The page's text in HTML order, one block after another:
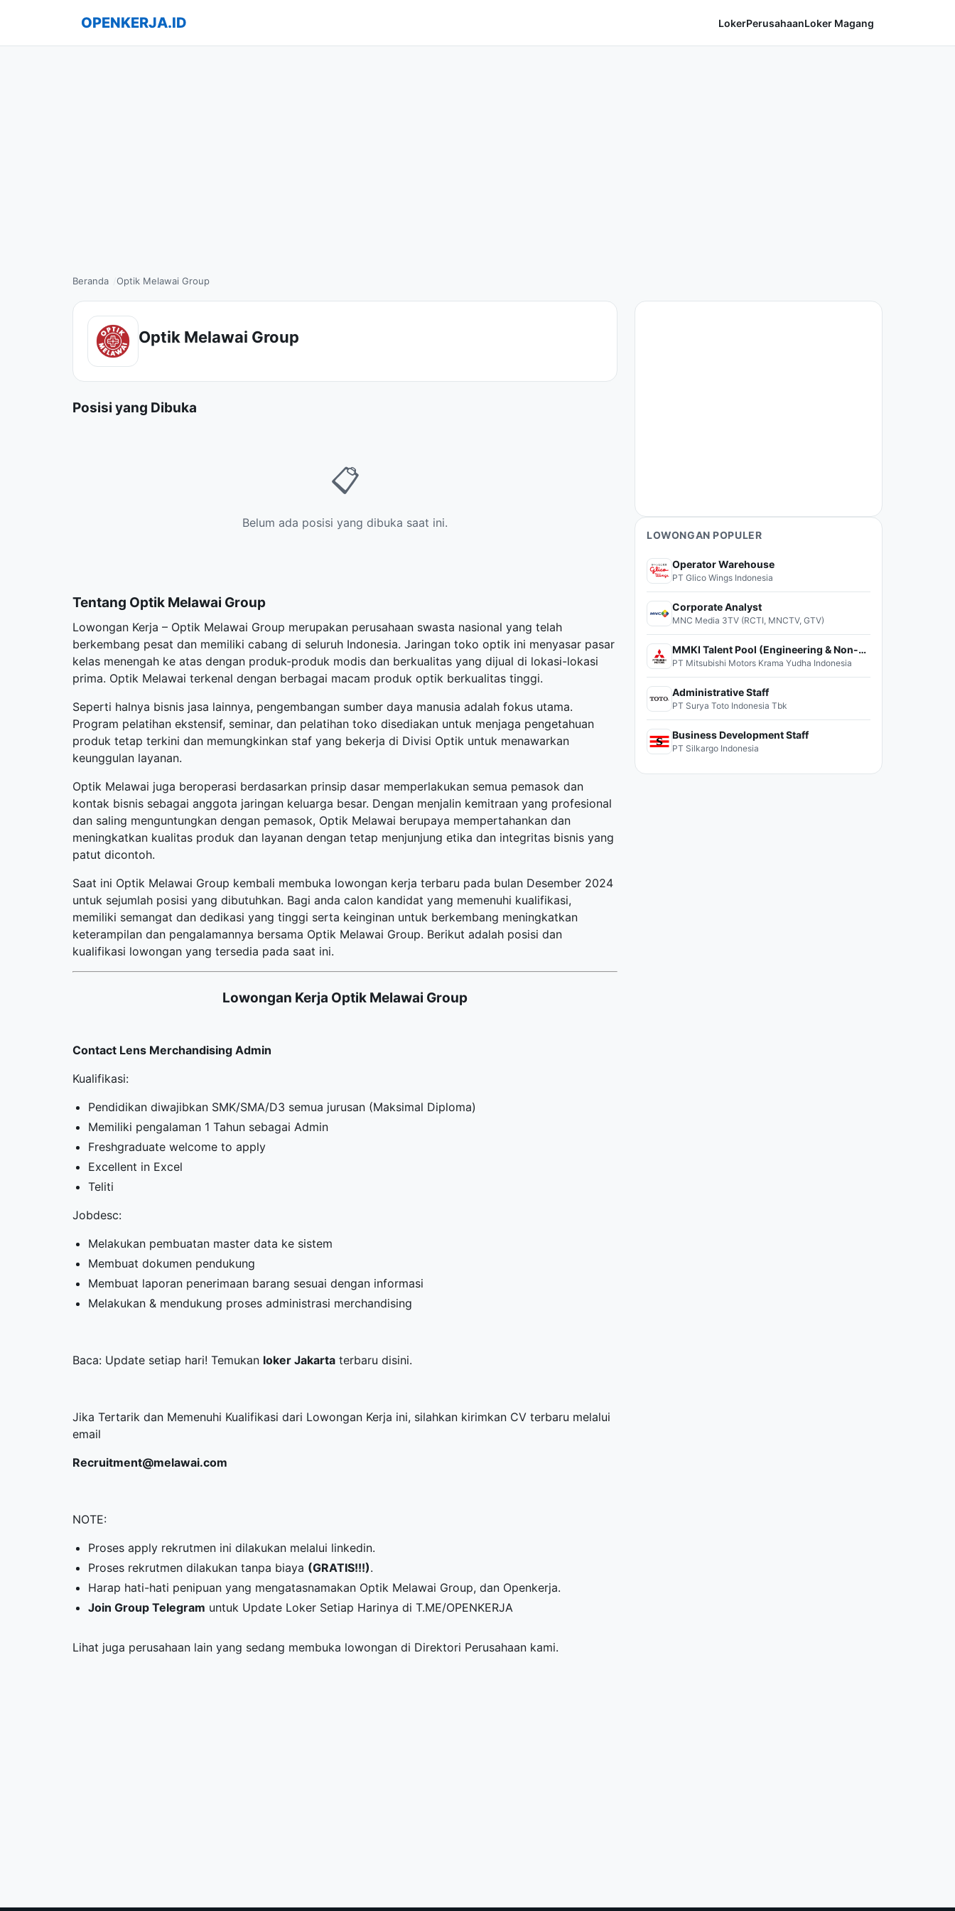
OPENKERJA.ID LokerPerusahaanLoker Magang
Beranda Optik Melawai Group
Optik Melawai Group
Posisi yang Dibuka
📋
Belum ada posisi yang dibuka saat ini.
Tentang Optik Melawai Group
Lowongan Kerja – Optik Melawai Group merupakan perusahaan swasta nasional yang telah
berkembang pesat dan memiliki cabang di seluruh Indonesia. Jaringan toko optik ini menyasar pasar
kelas menengah ke atas dengan produk-produk modis dan berkualitas yang dijual di lokasi-lokasi
prima. Optik Melawai terkenal dengan berbagai macam produk optik berkualitas tinggi.
Seperti halnya bisnis jasa lainnya, pengembangan sumber daya manusia adalah fokus utama.
Program pelatihan ekstensif, seminar, dan pelatihan toko disediakan untuk menjaga pengetahuan
produk tetap terkini dan memungkinkan staf yang bekerja di Divisi Optik untuk menawarkan
keunggulan layanan.
Optik Melawai juga beroperasi berdasarkan prinsip dasar memperlakukan semua pemasok dan
kontak bisnis sebagai anggota jaringan keluarga besar. Dengan menjalin kemitraan yang profesional
dan saling menguntungkan dengan pemasok, Optik Melawai berupaya mempertahankan dan
meningkatkan kualitas produk dan layanan dengan tetap menjunjung etika dan integritas bisnis yang
patut dicontoh.
Saat ini Optik Melawai Group kembali membuka lowongan kerja terbaru pada bulan Desember 2024
untuk sejumlah posisi yang dibutuhkan. Bagi anda calon kandidat yang memenuhi kualifikasi,
memiliki semangat dan dedikasi yang tinggi serta keinginan untuk berkembang meningkatkan
keterampilan dan pengalamannya bersama Optik Melawai Group. Berikut adalah posisi dan
kualifikasi lowongan yang tersedia pada saat ini.
Lowongan Kerja Optik Melawai Group
Contact Lens Merchandising Admin
Kualifikasi:
Pendidikan diwajibkan SMK/SMA/D3 semua jurusan (Maksimal Diploma)
Memiliki pengalaman 1 Tahun sebagai Admin
Freshgraduate welcome to apply
Excellent in Excel
Teliti
Jobdesc:
Melakukan pembuatan master data ke sistem
Membuat dokumen pendukung
Membuat laporan penerimaan barang sesuai dengan informasi
Melakukan & mendukung proses administrasi merchandising
Baca: Update setiap hari! Temukan loker Jakarta terbaru disini.
Jika Tertarik dan Memenuhi Kualifikasi dari Lowongan Kerja ini, silahkan kirimkan CV terbaru melalui
email
Recruitment@melawai.com
NOTE:
Proses apply rekrutmen ini dilakukan melalui linkedin.
Proses rekrutmen dilakukan tanpa biaya (GRATIS!!!).
Harap hati-hati penipuan yang mengatasnamakan Optik Melawai Group, dan Openkerja.
Join Group Telegram untuk Update Loker Setiap Harinya diT.ME/OPENKERJA
Lihat juga perusahaan lain yang sedang membuka lowongan di Direktori Perusahaan kami.
LOWONGAN POPULER
Operator Warehouse
PT Glico Wings Indonesia
Corporate Analyst
MNC Media 3TV (RCTI, MNCTV, GTV)
MMKI Talent Pool (Engineering & Non-Engineering)
PT Mitsubishi Motors Krama Yudha Indonesia
Administrative Staff
PT Surya Toto Indonesia Tbk
Business Development Staff
PT Silkargo Indonesia